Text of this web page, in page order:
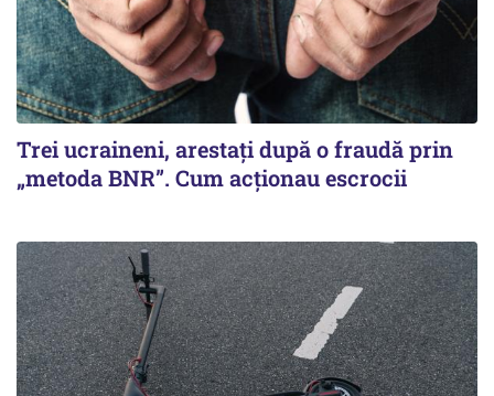
Trei ucraineni, arestați după o fraudă prin
„metoda BNR”. Cum acționau escrocii